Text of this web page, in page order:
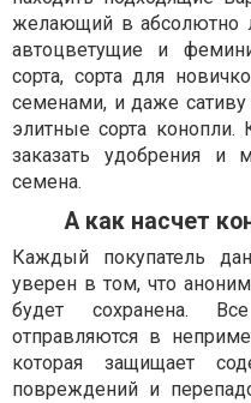
желающий в абсолютно
автоцветущие и
сорта, сорта для
семенами, и даже
элитные сорта
заказать удобрения и
семена.
А как насчет
Каждый покупатель
уверен в том, что
будет сохранена.
отправляются в
которая защищает
повреждений и